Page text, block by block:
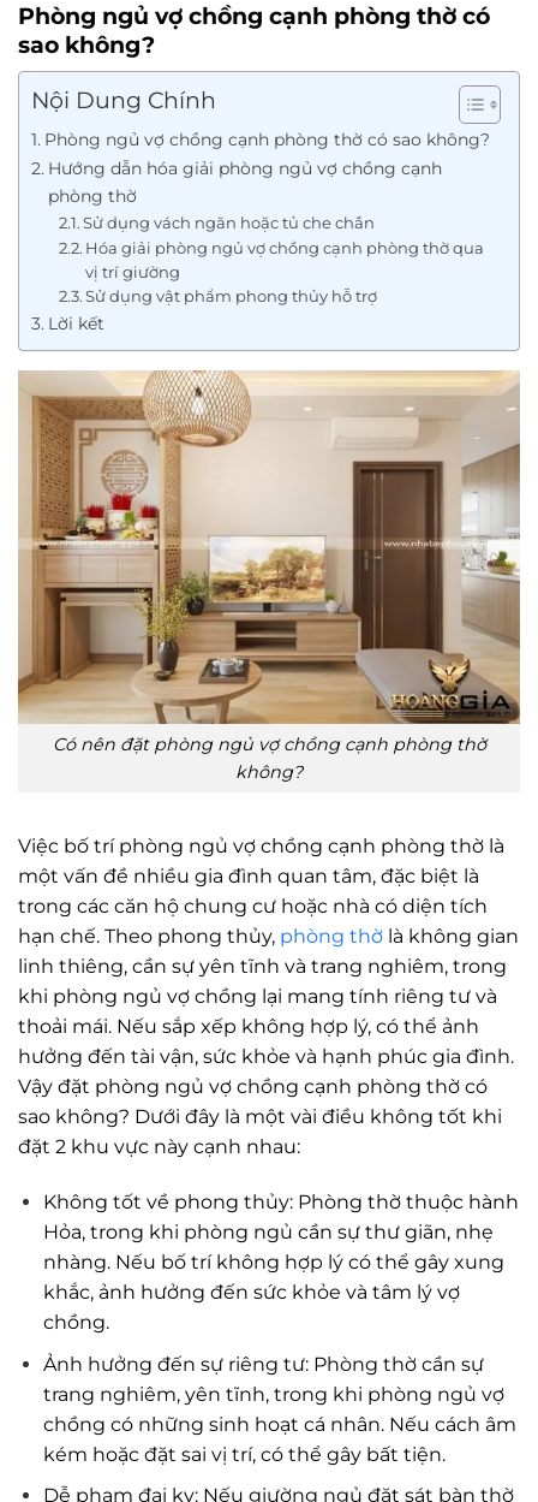
Phòng ngủ vợ chồng cạnh phòng thờ có
sao không?
Nội Dung Chính
Phòng ngủ vợ chồng cạnh phòng thờ có sao không?
Hướng dẫn hóa giải phòng ngủ vợ chồng cạnh
phòng thờ
Sử dụng vách ngăn hoặc tủ che chắn
Hóa giải phòng ngủ vợ chồng cạnh phòng thờ qua
vị trí giường
Sử dụng vật phẩm phong thủy hỗ trợ
Lời kết
Có nên đặt phòng ngủ vợ chồng cạnh phòng thờ
không?
Việc bố trí phòng ngủ vợ chồng cạnh phòng thờ là
một vấn đề nhiều gia đình quan tâm, đặc biệt là
trong các căn hộ chung cư hoặc nhà có diện tích
hạn chế. Theo phong thủy, phòng thờ là không gian
linh thiêng, cần sự yên tĩnh và trang nghiêm, trong
khi phòng ngủ vợ chồng lại mang tính riêng tư và
thoải mái. Nếu sắp xếp không hợp lý, có thể ảnh
hưởng đến tài vận, sức khỏe và hạnh phúc gia đình.
Vậy đặt phòng ngủ vợ chồng cạnh phòng thờ có
sao không? Dưới đây là một vài điều không tốt khi
đặt 2 khu vực này cạnh nhau:
Không tốt về phong thủy: Phòng thờ thuộc hành
Hỏa, trong khi phòng ngủ cần sự thư giãn, nhẹ
nhàng. Nếu bố trí không hợp lý có thể gây xung
khắc, ảnh hưởng đến sức khỏe và tâm lý vợ
chồng.
Ảnh hưởng đến sự riêng tư: Phòng thờ cần sự
trang nghiêm, yên tĩnh, trong khi phòng ngủ vợ
chồng có những sinh hoạt cá nhân. Nếu cách âm
kém hoặc đặt sai vị trí, có thể gây bất tiện.
Dễ phạm đại kỵ: Nếu giường ngủ đặt sát bàn thờ